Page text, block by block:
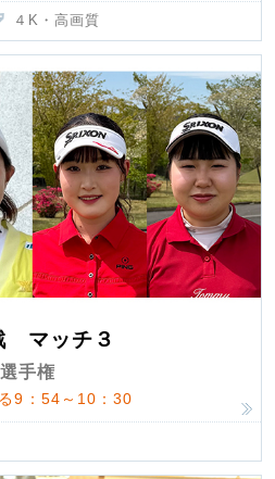
４K・高画質
マッチ３
手権
9：54～10：30